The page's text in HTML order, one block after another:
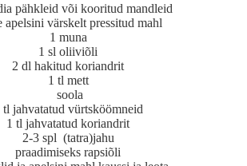
pähkleid või kooritud mandleid
apelsini värskelt pressitud mahl
1 muna
1 sl oliiviõli
2 dl hakitud koriandrit
1 tl mett
soola
tl jahvatatud vürtsköömneid
1 tl jahvatatud koriandrit
2-3 spl (tatra)jahu
praadimiseks rapsiõli